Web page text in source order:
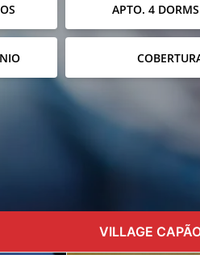
APTO. 4
VILLAGE